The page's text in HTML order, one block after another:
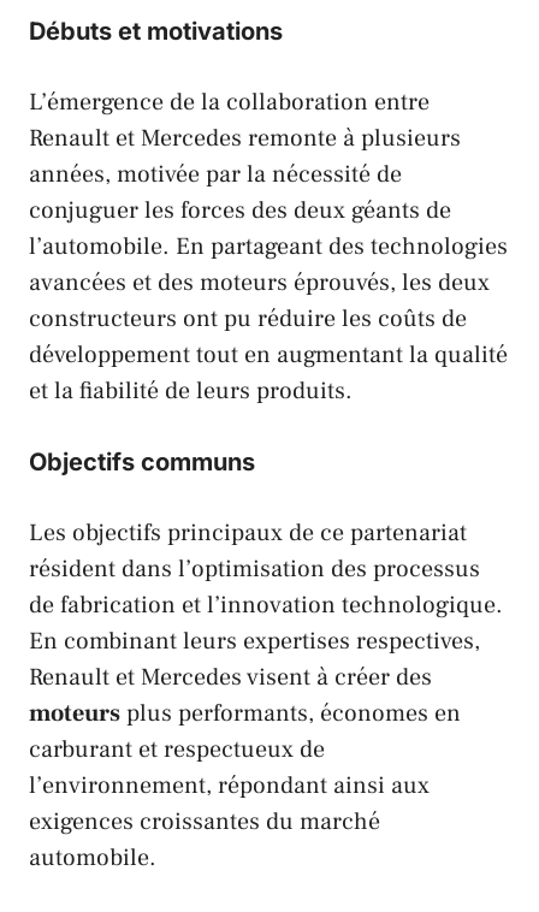
Débuts et motivations
L’émergence de la collaboration entre
Renault etMercedes remonte à plusieurs
années, motivée par la nécessité de
conjuguer les forces des deux géants de
l’automobile. En partageant des technologies
avancées et des moteurs éprouvés, les deux
constructeurs ont pu réduire les coûts de
développement tout en augmentant la qualité
et la fiabilité de leurs produits.
Objectifs communs
Les objectifs principaux de ce partenariat
résident dans l’optimisation des processus
de fabrication et l’innovation technologique.
En combinant leurs expertises respectives,
Renault etMercedesvisent à créer des
moteursplus performants, économes en
carburant et respectueux de
l’environnement, répondant ainsi aux
exigences croissantes du marché
automobile.